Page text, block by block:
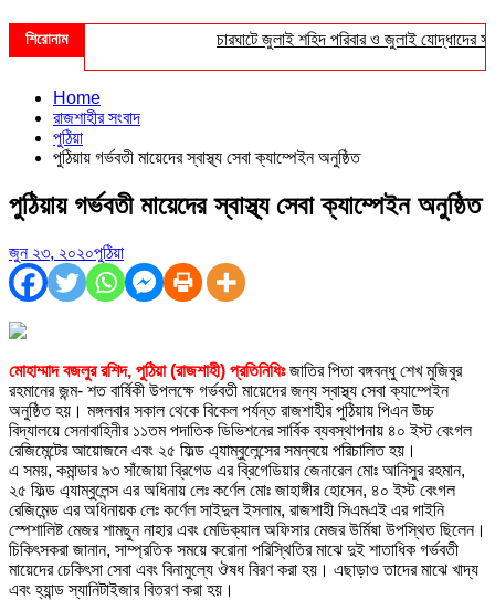
শিরোনাম চারঘাটে জুলাই শহিদ পরিবার ও জুলাই যোদ্ধাদের
Home
রাজশাহীর সংবাদ
পুঠিয়া
পুঠিয়ায় গর্ভবতী মায়েদের স্বাস্থ্য সেবা ক্যাম্পেইন অনুষ্ঠিত
পুঠিয়ায় গর্ভবতী মায়েদের স্বাস্থ্য সেবা ক্যাম্পেইন অনুষ্ঠিত
জুন ২৩, ২০২০পুঠিয়া
মোহাম্মাদ বজলুর রশিদ, পুঠিয়া (রাজশাহী) প্রতিনিধিঃ জাতির পিতা বঙ্গবন্ধু শেখ মুজিবুর
রহমানের জন্ম- শত বার্ষিকী উপলক্ষে গর্ভবতী মায়েদের জন্য স্বাস্থ্য সেবা ক্যাম্পেইন
অনুষ্ঠিত হয়। মঙ্গলবার সকাল থেকে বিকেল পর্যন্ত রাজশাহীর পুঠিয়ায় পিএন উচ্চ
বিদ্যালয়ে সেনাবাহিনীর ১১তম পদাতিক ডিভিশনের সার্বিক ব্যবস্থাপনায় ৪০ ইস্ট বেংগল
রেজিমেন্টের আয়োজনে এবং ২৫ ফিল্ড এ্যাম্বুলেন্সের সমন্বয়ে পরিচালিত হয়।
এ সময়, কমান্ডার ৯৩ সাঁজোয়া ব্রিগেড এর ব্রিগেডিয়ার জেনারেল মোঃ আনিসুর রহমান,
২৫ ফিল্ড এ্যাম্বুলেন্স এর অধিনায় লেঃ কর্ণেল মোঃ জাহাঙ্গীর হোসেন, ৪০ ইস্ট বেংগল
রেজিমেন্ড এর অধিনায়ক লেঃ কর্ণেল সাইদুল ইসলাম, রাজশাহী সিএমএই এর গাইনি
স্পেশালিষ্ট মেজর শামছুন নাহার এবং মেডিক্যাল অফিসার মেজর উর্মিষা উপস্থিত ছিলেন।
চিকিৎসকরা জানান, সাম্প্রতিক সময়ে করোনা পরিস্থিতির মাঝে দুই শাতাধিক গর্ভবতী
মায়েদের চেকিৎসা সেবা এবং বিনামুল্যে ঔষধ বিরণ করা হয়। এছাড়াও তাদের মাঝে খাদ্য
এবং হ্যান্ড স্যানিটাইজার বিতরণ করা হয়।